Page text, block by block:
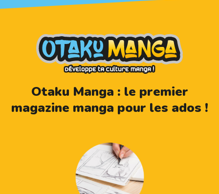
Otaku Manga : le premier
magazine manga pour les ados !